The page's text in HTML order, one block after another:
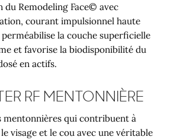
du Remodeling Face© avec
courant impulsionnel haute
la couche superficielle
et favorise la biodisponibilité du
en actifs.
RF MENTONNIÈRE
mentonnières qui contribuent à
visage et le cou avec une véritable